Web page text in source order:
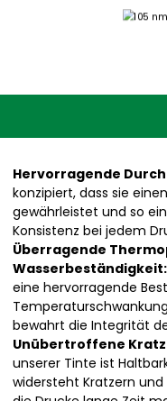
Hervorragende
konzipiert, dass sie
gewährleistet und so
Konsistenz bei jedem
Überragende
Wasserbeständigkeit:
eine hervorragende
bewahrt die Integrität
Unübertroffene
unserer Tinte ist
widersteht Kratzern